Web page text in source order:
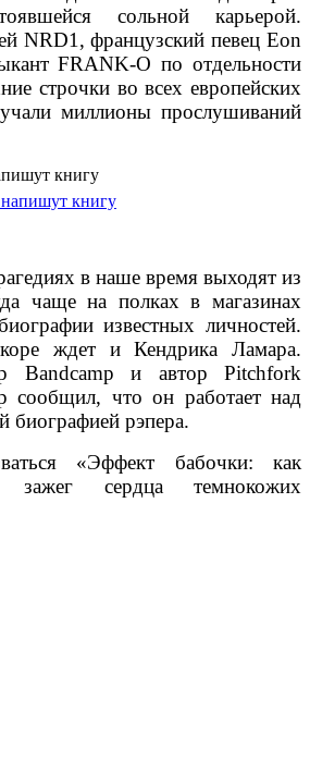
сольной карьерой.
NRD1, французский певец Eon
FRANK-O по отдельности
строчки во всех европейских
миллионы прослушиваний
книгу
в наше время выходят из
чаще на полках в магазинах
известных личностей.
ждет и Кендрика Ламара.
Bandcamp и автор Pitchfork
что он работает над
биографией рэпера.
«Эффект бабочки: как
сердца темнокожих